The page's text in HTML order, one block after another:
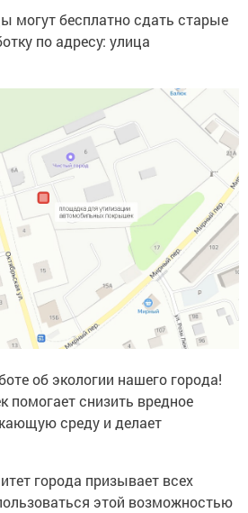
могут бесплатно сдать старые
по адресу: улица
об экологии нашего города!
помогает снизить вредное
среду и делает
города призывает всех
этой возможностью